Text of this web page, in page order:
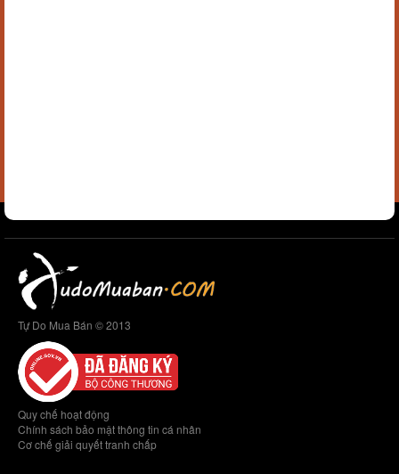
Tự Do Mua Bán © 2013
Quy chế hoạt động
Chính sách bảo mật thông tin cá nhân
Cơ chế giải quyết tranh chấp